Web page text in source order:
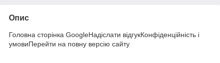
Опис
Головна сторінка GoogleНадіслати відгукКонфіденційність і
умовиПерейти на повну версію сайту